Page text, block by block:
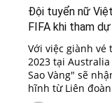
Đội tuyển nữ
FIFA khi tham
Với việc giành vé
2023 tại
Sao Vàng" sẽ
hĩnh từ Liên đoàn